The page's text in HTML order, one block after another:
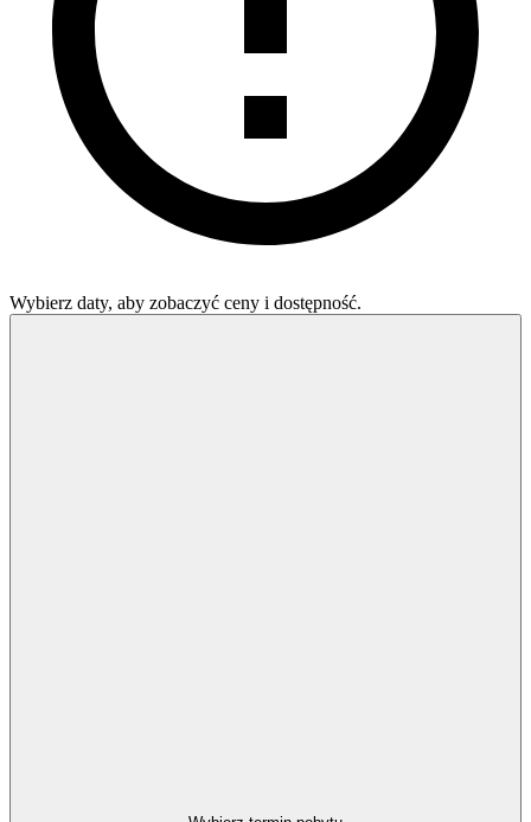
Wybierz daty, aby zobaczyć ceny i dostępność.